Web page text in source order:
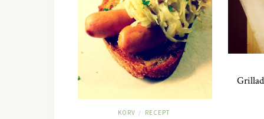
KORV / RECEPT